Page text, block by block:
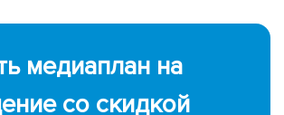
медиаплан на
со скидкой